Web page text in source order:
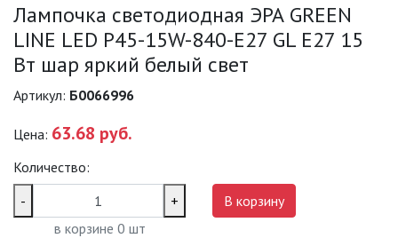
ПРОЖЕКТОРЫ
САДОВЫЕ СВЕТИЛЬНИКИ
Лампочка светодиодная ЭРА GREEN
LINE LED P45-15W-840-E27 GL E27 15
Вт шар яркий белый свет
Артикул: Б0066996
Цена: 63.68 руб.
Количество:
-
+
в корзине 0 шт
В корзину